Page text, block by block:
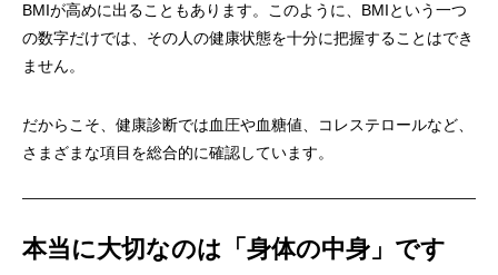
BMIが高めに出ることもあります。このように、BMIという一つ
の数字だけでは、その人の健康状態を十分に把握することはでき
ません。
だからこそ、健康診断では血圧や血糖値、コレステロールなど、
さまざまな項目を総合的に確認しています。
本当に大切なのは「身体の中身」です